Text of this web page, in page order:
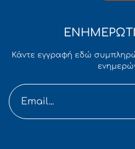
Κάντε εγγραφή εδώ